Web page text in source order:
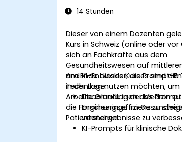
14 Stunden
Dieser von einem Dozenten
Kurs in Schweiz (online oder
sich an Fachkräfte aus dem
Gesundheitswesen auf
und KI-Entwickler, die Prompt-
Techniken nutzen möchten, um
Arbeitsabläufe in der Medizin
die Forschungseffizienz zu
Patientenergebnisse zu
Am Ende dieses Kurses sind
in der Lage:
Die Grundlagen des Prompt
Engineerings im
verstehen.
KI-Prompts für klinische